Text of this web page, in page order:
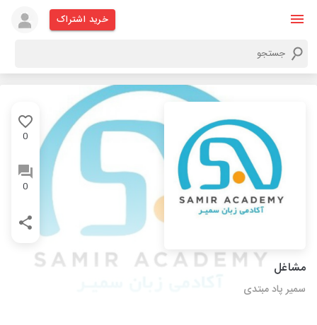
خرید اشتراک
0
0
مشاغل
سمیر پاد مبتدی